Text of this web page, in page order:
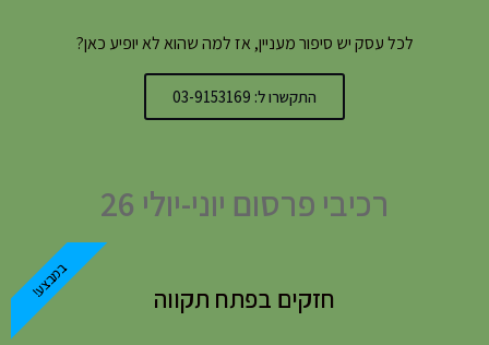
לכל עסק יש סיפור מעניין, אז למה שהוא לא יופיע כאן?
התקשרו ל: 03-9153169
רכיבי פרסום יוני-יולי 26
חזקים בפתח תקווה במבצע!